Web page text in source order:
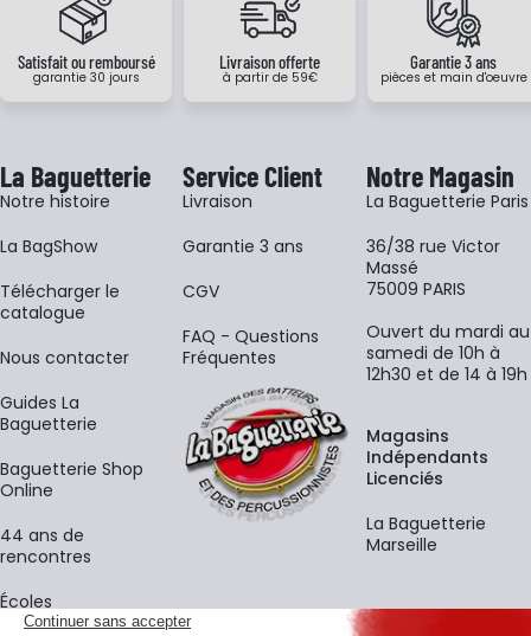
Satisfait ou remboursé
garantie 30 jours
Livraison offerte
à partir de 59€
Garantie 3 ans
pièces et main d'oeuvre
La Baguetterie
Notre histoire
La BagShow
​Télécharger le
catalogue
Nous contacter
Guides La
Baguetterie
Baguetterie Shop
Online
44 ans de
rencontres
Écoles
Service Client
Livraison
Garantie 3 ans
CGV
FAQ - Questions
Fréquentes
Notre Magasin
La Baguetterie Paris
36/38 rue Victor
Massé
75009 PARIS
Ouvert du mardi au
samedi de 10h à
12h30 et de 14 à 19h
Magasins
Indépendants
Licenciés
La Baguetterie
Marseille